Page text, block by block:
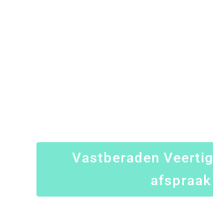
Vastberaden
afspraak